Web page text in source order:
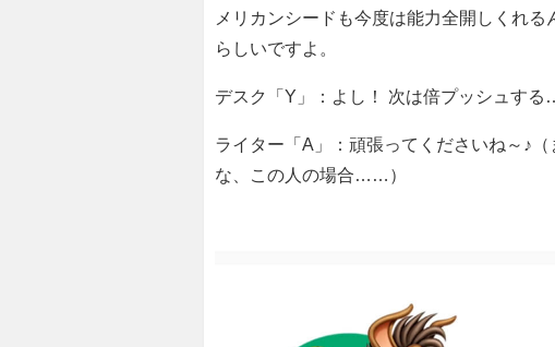
メリカンシードも今度は能力全開しくれる
らしいですよ。
デスク「Y」：よし！ 次は倍プッシュす
ライター「A」：頑張ってくださいね～♪
な、この人の場合……）